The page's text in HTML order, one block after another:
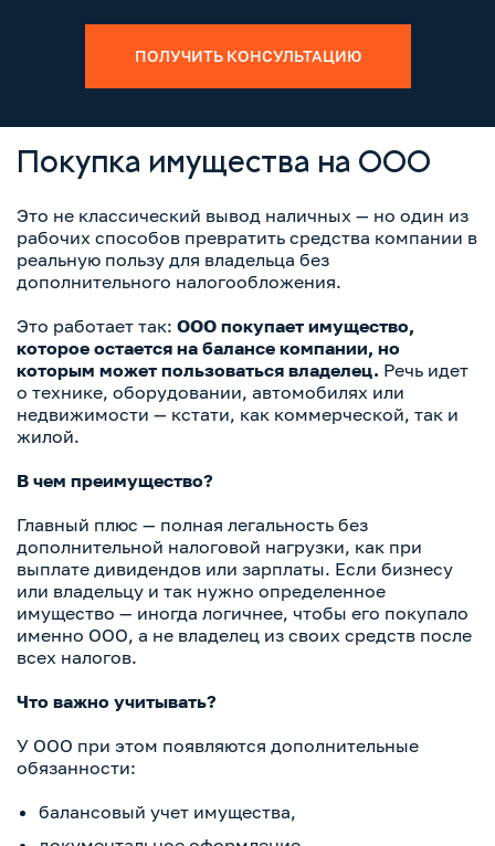
ПОЛУЧИТЬ КОНСУЛЬТАЦИЮ
Покупка имущества на ООО
Это не классический вывод наличных — но один из
рабочих способов превратить средства компании в
реальную пользу для владельца без
дополнительного налогообложения.
Это работает так: ООО покупает имущество,
которое остается на балансе компании, но
которым может пользоваться владелец. Речь идет
о технике, оборудовании, автомобилях или
недвижимости — кстати, как коммерческой, так и
жилой.
В чем преимущество?
Главный плюс — полная легальность без
дополнительной налоговой нагрузки, как при
выплате дивидендов или зарплаты. Если бизнесу
или владельцу и так нужно определенное
имущество — иногда логичнее, чтобы его покупало
именно ООО, а не владелец из своих средств после
всех налогов.
Что важно учитывать?
У ООО при этом появляются дополнительные
обязанности:
балансовый учет имущества,